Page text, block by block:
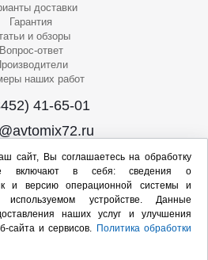
доставки
Гарантия
и обзоры
Вопрос-ответ
наших работ
41-65-01
50 лет Октября, 120
: 09:00 – 19:00
: 10:00 – 17:00
Вс: Выходной
сетях:
сайт, Вы соглашаетесь на обработку
включают в себя: сведения о
и версию операционной системы и
устройстве. Данные
наших услуг и улучшения
сайта и сервисов. Политика обработки